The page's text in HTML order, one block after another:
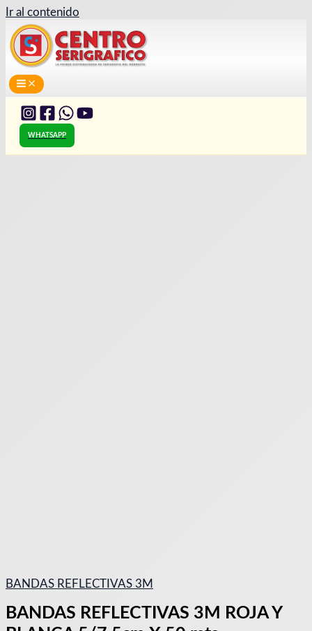
Ir al contenido
WHATSAPP
BANDAS REFLECTIVAS 3M
BANDAS REFLECTIVAS 3M ROJA Y